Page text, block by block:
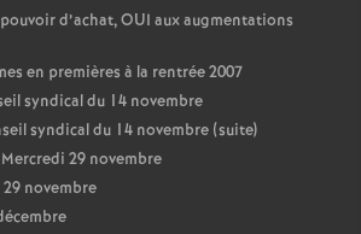
o
u
r
d’achat, OUI aux augmentations
en premières à la rentrée 2007
syndical du 14 novembre
syndical du 14 novembre (suite)
Mercredi 29 novembre
novembre